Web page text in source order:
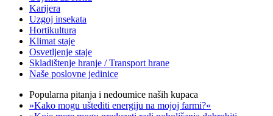
Karijera
Uzgoj insekata
Hortikultura
Klimat staje
Osvetljenje staje
Skladištenje hranje / Transport hrane
Naše poslovne jedinice
Popularna pitanja i nedoumice naših kupaca
»Kako mogu uštediti energiju na mojoj farmi?«